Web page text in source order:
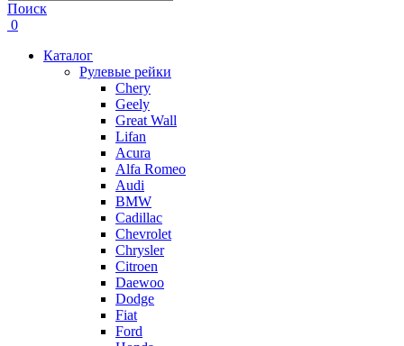
Поиск
0
Каталог
Рулевые рейки
Chery
Geely
Great Wall
Lifan
Acura
Alfa Romeo
Audi
BMW
Cadillac
Chevrolet
Chrysler
Citroen
Daewoo
Dodge
Fiat
Ford